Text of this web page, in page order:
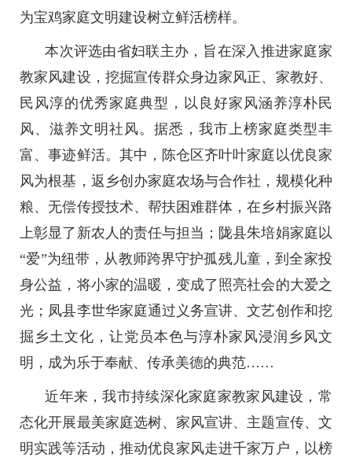
为宝鸡家庭文明建设树立鲜活榜样。
本次评选由省妇联主办，旨在深入推进家庭家
教家风建设，挖掘宣传群众身边家风正、家教好、
民风淳的优秀家庭典型，以良好家风涵养淳朴民
风、滋养文明社风。据悉，我市上榜家庭类型丰
富、事迹鲜活。其中，陈仓区齐叶叶家庭以优良家
风为根基，返乡创办家庭农场与合作社，规模化种
粮、无偿传授技术、帮扶困难群体，在乡村振兴路
上彰显了新农人的责任与担当；陇县朱培娟家庭以
“爱”为纽带，从教师跨界守护孤残儿童，到全家投
身公益，将小家的温暖，变成了照亮社会的大爱之
光；凤县李世华家庭通过义务宣讲、文艺创作和挖
掘乡土文化，让党员本色与淳朴家风浸润乡风文
明，成为乐于奉献、传承美德的典范……
近年来，我市持续深化家庭家教家风建设，常
态化开展最美家庭选树、家风宣讲、主题宣传、文
明实践等活动，推动优良家风走进千家万户，以榜